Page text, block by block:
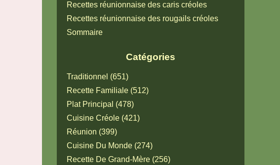
Catégories
Traditionnel (651)
Recette Familiale (512)
Plat Principal (478)
Cuisine Créole (421)
Réunion (399)
Cuisine Du Monde (274)
Recette De Grand-Mère (256)
Recettes réunionnaise des caris créoles
Recettes réunionnaise des rougails créoles
Sommaire